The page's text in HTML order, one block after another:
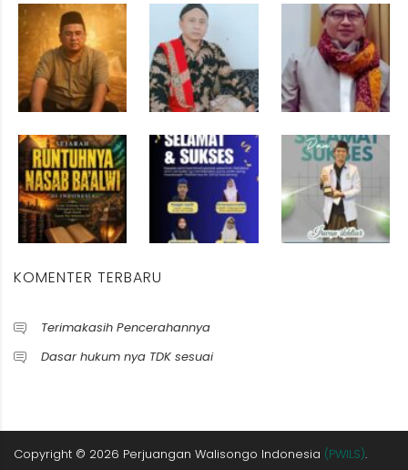
KOMENTER TERBARU
Terimakasih Pencerahannya
Dasar hukum nya TDK sesuai
Copyright © 2026 Perjuangan Walisongo Indonesia (PWILS).